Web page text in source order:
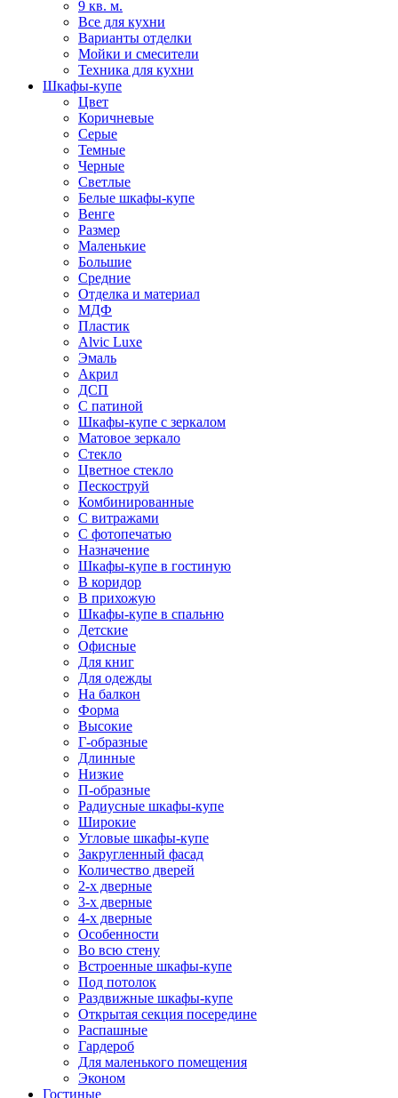
9 кв. м.
Все для кухни
Варианты отделки
Мойки и смесители
Техника для кухни
Шкафы-купе
Цвет
Коричневые
Серые
Темные
Черные
Светлые
Белые шкафы-купе
Венге
Размер
Маленькие
Большие
Средние
Отделка и материал
МДФ
Пластик
Alvic Luxe
Эмаль
Акрил
ДСП
С патиной
Шкафы-купе с зеркалом
Матовое зеркало
Стекло
Цветное стекло
Пескоструй
Комбинированные
С витражами
С фотопечатью
Назначение
Шкафы-купе в гостиную
В коридор
В прихожую
Шкафы-купе в спальню
Детские
Офисные
Для книг
Для одежды
На балкон
Форма
Высокие
Г-образные
Длинные
Низкие
П-образные
Радиусные шкафы-купе
Широкие
Угловые шкафы-купе
Закругленный фасад
Количество дверей
2-х дверные
3-х дверные
4-х дверные
Особенности
Во всю стену
Встроенные шкафы-купе
Под потолок
Раздвижные шкафы-купе
Открытая секция посередине
Распашные
Гардероб
Для маленького помещения
Эконом
Гостиные